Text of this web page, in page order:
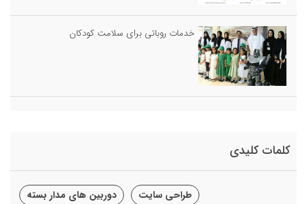
خدمات روباتى براى سلامت كودكان
کلمات کلیدی
طراحی سایت
دوربین های مدار بسته